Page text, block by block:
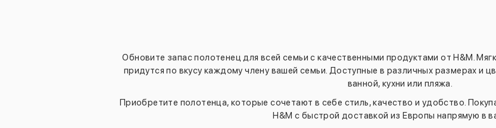
Обновите запас полотенец для всей семьи с качественными продуктами от H&M.
придутся по вкусу каждому члену вашей семьи. Доступные в различных размерах и
ванной, кухни или пляжа.
Приобретите полотенца, которые сочетают в себе стиль, качество и удобство.
H&M с быстрой доставкой из Европы напрямую в